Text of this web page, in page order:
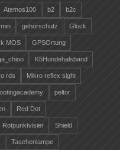
Atemos100 b2 b2c
gehörschutz Glock
MOS GPSOrtung
K5Hundehalsband
rds Mikro reflex sight
peltor
Red Dot
Rotpunktvisier Shield
Taschenlampe